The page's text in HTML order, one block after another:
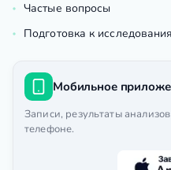
Частые вопросы
Подготовка к
Мобильное
Записи, результаты
телефоне.